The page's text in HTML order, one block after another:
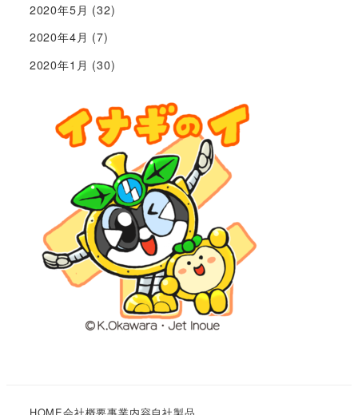
2020年5月 (32)
2020年4月 (7)
2020年1月 (30)